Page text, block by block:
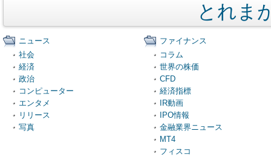
とれま
ニュース
社会
経済
政治
コンピューター
エンタメ
リリース
写真
ファイナンス
コラム
世界の株価
CFD
経済指標
IR動画
IPO情報
金融業界ニュース
MT4
フィスコ